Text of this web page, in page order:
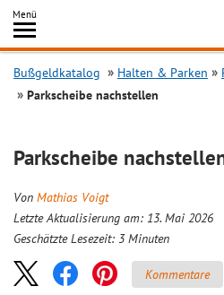
Inhalt
springen
Menü
Bußgeldkatalog Halten & Parken
Parkscheibe nachstellen
Parkscheibe
Von Mathias Voigt
Letzte Aktualisierung am: 13. Mai 2026
Geschätzte Lesezeit: 3 Minuten
Kommentare